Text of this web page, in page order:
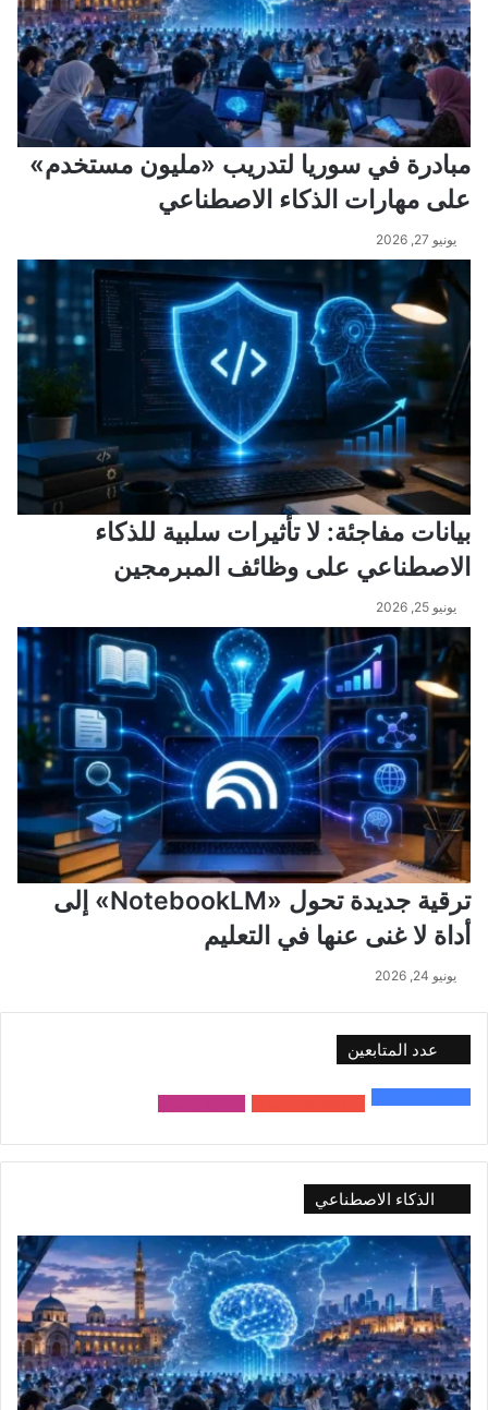
مبادرة في سوريا لتدريب «مليون مستخدم»
على مهارات الذكاء الاصطناعي
يونيو 27, 2026
بيانات مفاجئة: لا تأثيرات سلبية للذكاء
الاصطناعي على وظائف المبرمجين
يونيو 25, 2026
ترقية جديدة تحول «NotebookLM» إلى
أداة لا غنى عنها في التعليم
يونيو 24, 2026
عدد المتابعين
الذكاء الاصطناعي